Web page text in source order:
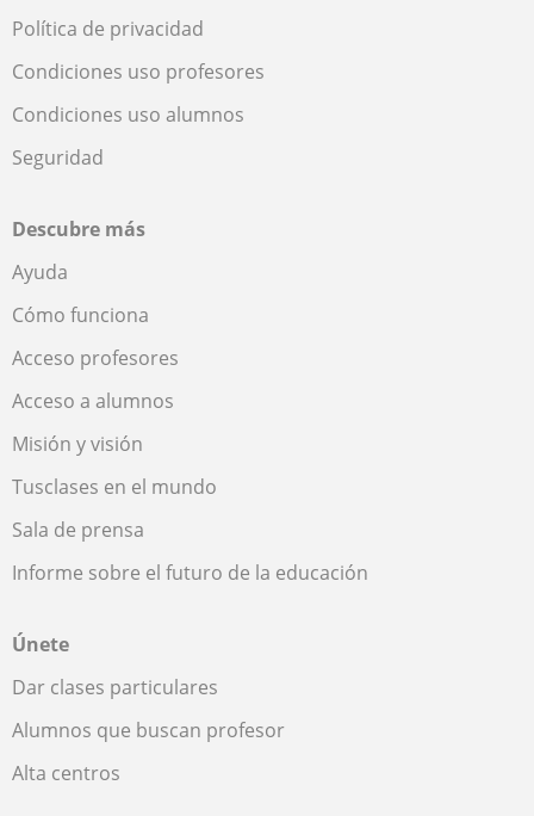
Política de privacidad
Condiciones uso profesores
Condiciones uso alumnos
Seguridad
Descubre más
Ayuda
Cómo funciona
Acceso profesores
Acceso a alumnos
Misión y visión
Tusclases en el mundo
Sala de prensa
Informe sobre el futuro de la educación
Únete
Dar clases particulares
Alumnos que buscan profesor
Alta centros